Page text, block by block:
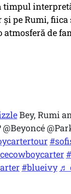
pe Rumi,
de
Bey, Rumi
@Beyoncé
#blueivy ♬